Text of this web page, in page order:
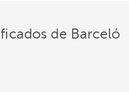
de Barceló